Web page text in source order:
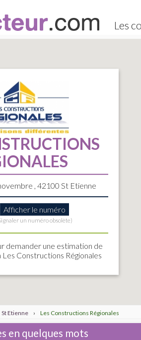
Les
, 42100 St Etienne
Afficher le numéro
un numéro obsolète)
demander une estimation de
Constructions Régionales
St Etienne › Les Constructions Régionales
en quelques mots